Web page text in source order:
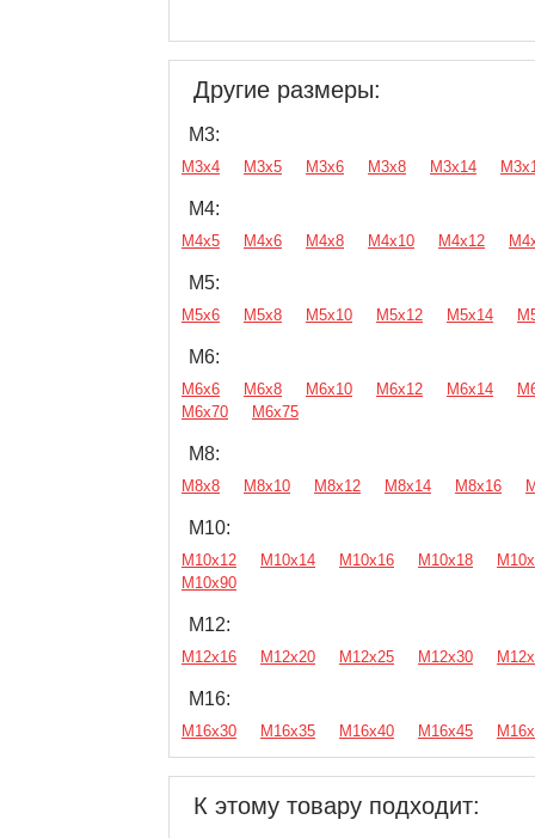
Другие размеры:
М3:
М3х4 М3х5 М3х6 М3х8 М3х14
М4:
М4х5 М4х6 М4х8 М4х10 М4х12
М5:
М5х6 М5х8 М5х10 М5х12 М5х14
М6:
М6х6 М6х8 М6х10 М6х12 М6х14
М6х70
М6х75
М8:
М8х8 М8х10 М8х12 М8х14 М8х16
М10:
М10х12 М10х14 М10х16 М10х18
М10х90
М12:
М12х16 М12х20 М12х25 М12х30
М16:
М16х30 М16х35 М16х40 М16х45
К этому товару подходит: